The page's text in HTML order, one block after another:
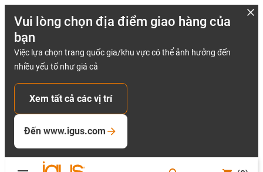
Vui lòng chọn địa điểm giao hàng của
bạn
Việc lựa chọn trang quốc gia/khu vực có thể ảnh hưởng đến
nhiều yếu tố như giá cả
Xem tất cả các vị trí
Đến www.igus.com